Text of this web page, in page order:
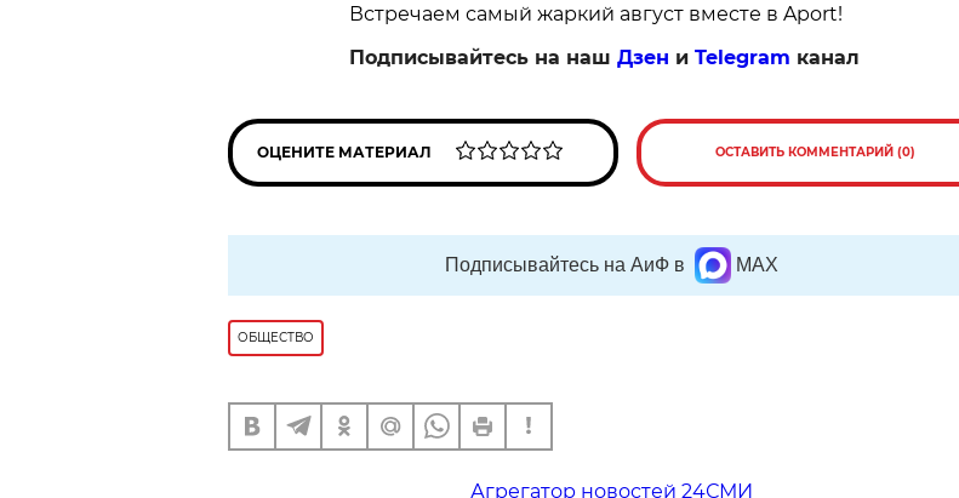
Встречаем самый жаркий август вместе в Aport!
Подписывайтесь на наш Дзен и Telegram канал
ОЦЕНИТЕ МАТЕРИАЛ ОСТАВИТЬ КОММЕНТАРИЙ (0)
Подписывайтесь на АиФ в MAX
ОБЩЕСТВО
Агрегатор новостей 24СМИ